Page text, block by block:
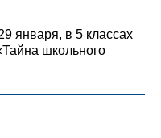
января, в 5 классах
школьного